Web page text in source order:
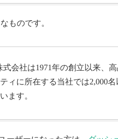
ものです。
会社は1971年の創立以来、
ィに所在する当社では2,000
ます。